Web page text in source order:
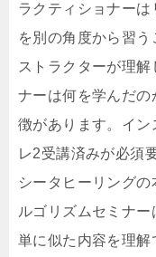
ラクティショナー
を別の角度から習
ストラクターが理
ナーは何を学んだ
徴があります。イン
レ2受講済みが必須
シータヒーリング
ルゴリズムセミナ
単に似た内容を理